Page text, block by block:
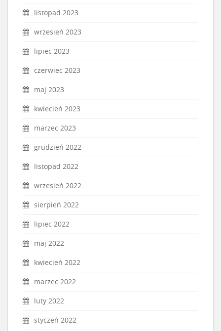
listopad 2023
wrzesień 2023
lipiec 2023
czerwiec 2023
maj 2023
kwiecień 2023
marzec 2023
grudzień 2022
listopad 2022
wrzesień 2022
sierpień 2022
lipiec 2022
maj 2022
kwiecień 2022
marzec 2022
luty 2022
styczeń 2022